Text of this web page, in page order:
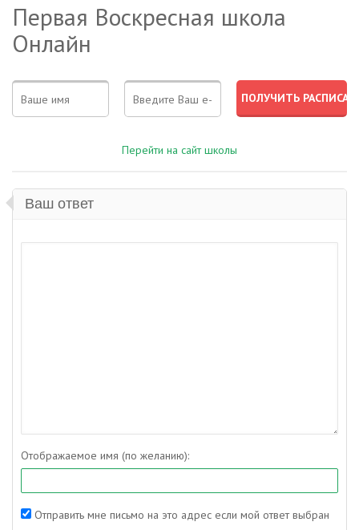
Первая Воскресная школа
Онлайн
Перейти на сайт школы
Ваш ответ
Отображаемое имя (по желанию):
Отправить мне письмо на это адрес если мой ответ выбран